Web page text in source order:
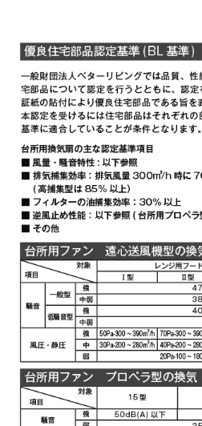
YMP665-C300 SBK
YMKP465-C350 BK
YMKP465-C350 W
YMKP465-C350 SI
YMKP465-C350
SBK
YMKP565-C350 BK
YMKP565-C350 W
YMKP565-C350 SI
YMKP565-C350